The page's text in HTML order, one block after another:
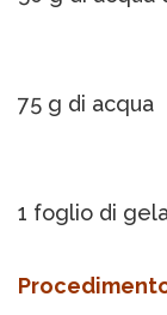
75 g di acqua
1 foglio di